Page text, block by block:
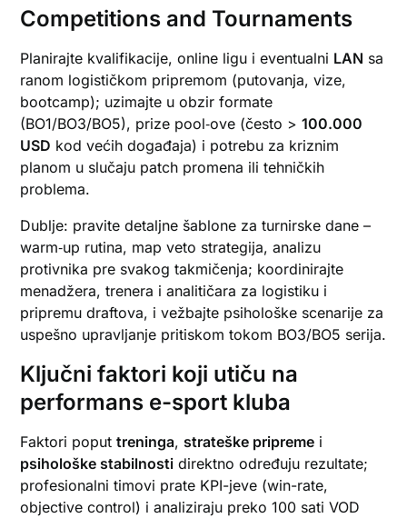
Competitions and Tournaments
Planirajte kvalifikacije, online ligu i eventualni LAN sa
ranom logističkom pripremom (putovanja, vize,
bootcamp); uzimajte u obzir formate
(BO1/BO3/BO5), prize pool‑ove (često >100.000
USD kod većih događaja) i potrebu za kriznim
planom u slučaju patch promena ili tehničkih
problema.
Dublje: pravite detaljne šablone za turnirske dane –
warm‑up rutina, map veto strategija, analizu
protivnika pre svakog takmičenja; koordinirajte
menadžera, trenera i analitičara za logistiku i
pripremu draftova, i vežbajte psihološke scenarije za
uspešno upravljanje pritiskom tokom BO3/BO5 serija.
Ključni faktori koji utiču na
performans e-sport kluba
Faktori poputtreninga, strateške pripreme i
psihološke stabilnosti direktno određuju rezultate;
profesionalni timovi prate KPI-jeve (win-rate,
objective control) i analiziraju preko 100 sati VOD